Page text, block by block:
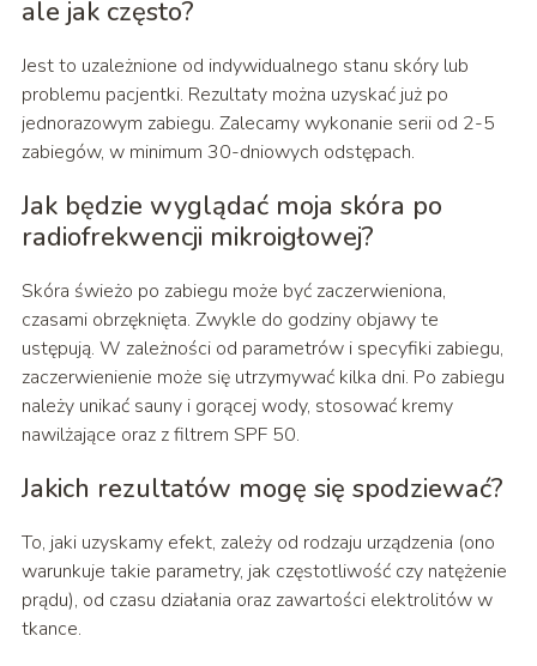
ale jak często?
Jest to uzależnione od indywidualnego stanu skóry lub
problemu pacjentki. Rezultaty można uzyskać już po
jednorazowym zabiegu. Zalecamy wykonanie serii od 2-5
zabiegów, w minimum 30-dniowych odstępach.
Jak będzie wyglądać moja skóra po
radiofrekwencji mikroigłowej?
Skóra świeżo po zabiegu może być zaczerwieniona,
czasami obrzęknięta. Zwykle do godziny objawy te
ustępują. W zależności od parametrów i specyfiki zabiegu,
zaczerwienienie może się utrzymywać kilka dni. Po zabiegu
należy unikać sauny i gorącej wody, stosować kremy
nawilżające oraz z filtrem SPF 50.
Jakich rezultatów mogę się spodziewać?
To, jaki uzyskamy efekt, zależy od rodzaju urządzenia (ono
warunkuje takie parametry, jak częstotliwość czy natężenie
prądu), od czasu działania oraz zawartości elektrolitów w
tkance.